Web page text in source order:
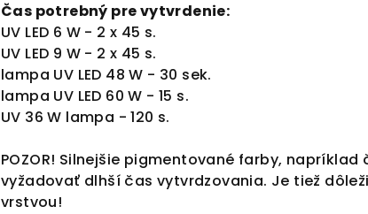
Čas potrebný pre vytvrdenie:
UV LED 6 W - 2 x 45 s.
UV LED 9 W - 2 x 45 s.
lampa UV LED 48 W - 30 sek.
lampa UV LED 60 W - 15 s.
UV 36 W lampa - 120 s.
POZOR! Silnejšie pigmentované farby, napríklad
vyžadovať dlhší čas vytvrdzovania. Je tiež
vrstvou!